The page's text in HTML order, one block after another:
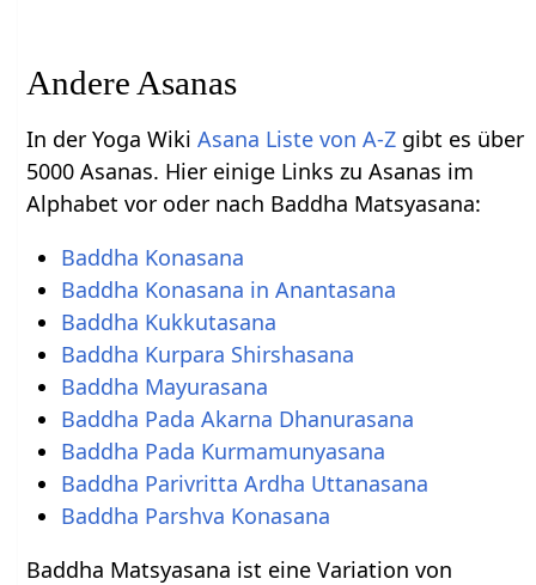
Andere Asanas
In der Yoga WikiAsana Liste von A-Z gibt es über
5000 Asanas. Hier einige Links zu Asanas im
Alphabet vor oder nach Baddha Matsyasana:
Baddha Konasana
Baddha Konasana in Anantasana
Baddha Kukkutasana
Baddha Kurpara Shirshasana
Baddha Mayurasana
Baddha Pada Akarna Dhanurasana
Baddha Pada Kurmamunyasana
Baddha Parivritta Ardha Uttanasana
Baddha Parshva Konasana
Baddha Matsyasana ist eine Variation von